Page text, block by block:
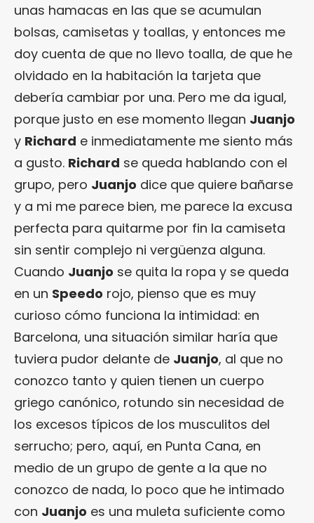
unas hamacas en las que se acumulan
bolsas, camisetas y toallas, y entonces me
doy cuenta de que no llevo toalla, de que he
olvidado en la habitación la tarjeta que
debería cambiar por una. Pero me da igual,
porque justo en ese momento llegan Juanjo
y Richard e inmediatamente me siento más
a gusto. Richard se queda hablando con el
grupo, pero Juanjo dice que quiere bañarse
y a mi me parece bien, me parece la excusa
perfecta para quitarme por fin la camiseta
sin sentir complejo ni vergüenza alguna.
Cuando Juanjo se quita la ropa y se queda
en un Speedo rojo, pienso que es muy
curioso cómo funciona la intimidad: en
Barcelona, una situación similar haría que
tuviera pudor delante de Juanjo, al que no
conozco tanto y quien tienen un cuerpo
griego canónico, rotundo sin necesidad de
los excesos típicos de los musculitos del
serrucho; pero, aquí, en Punta Cana, en
medio de un grupo de gente a la que no
conozco de nada, lo poco que he intimado
con Juanjo es una muleta suficiente como